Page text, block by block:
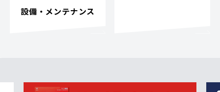
設備・メンテナンス